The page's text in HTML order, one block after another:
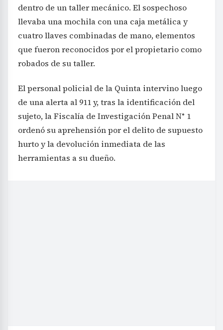
dentro de un taller mecánico. El sospechoso
llevaba una mochila con una caja metálica y
cuatro llaves combinadas de mano, elementos
que fueron reconocidos por el propietario como
robados de su taller.
El personal policial de la Quinta intervino luego
de una alerta al 911 y, tras la identificación del
sujeto, la Fiscalía de Investigación Penal N° 1
ordenó su aprehensión por el delito de supuesto
hurto y la devolución inmediata de las
herramientas a su dueño.